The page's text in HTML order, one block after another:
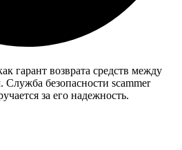
гарант возврата средств между
безопасности scammer
за его надежность.